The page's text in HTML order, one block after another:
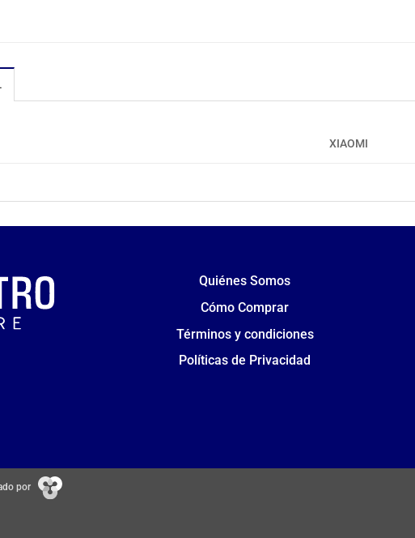
XIAOMI
Quiénes Somos
Cómo Comprar
Términos y condiciones
Políticas de Privacidad
por